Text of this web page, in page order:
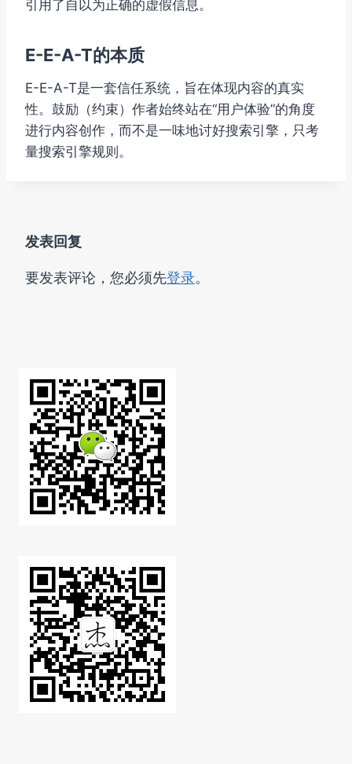
引用了自以为正确的虚假信息。
E-E-A-T的本质
E-E-A-T是一套信任系统，旨在体现内容的真实
性。鼓励（约束）作者始终站在“用户体验”的角度
进行内容创作，而不是一味地讨好搜索引擎，只考
量搜索引擎规则。
发表回复
要发表评论，您必须先登录。